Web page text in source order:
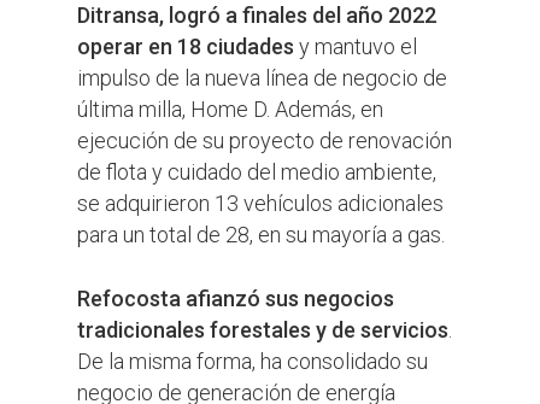
Ditransa, logró a finales del año 2022
operar en 18 ciudades y mantuvo el
impulso de la nueva línea de negocio de
última milla, Home D. Además, en
ejecución de su proyecto de renovación
de flota y cuidado del medio ambiente,
se adquirieron 13 vehículos adicionales
para un total de 28, en su mayoría a gas.
Refocosta afianzó sus negocios
tradicionales forestales y de servicios.
De la misma forma, ha consolidado su
negocio de generación de energía